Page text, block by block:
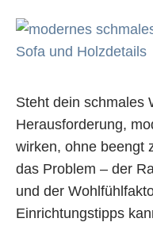
Steht dein schmales
Herausforderung,
wirken, ohne beengt
das Problem – der
und der
Einrichtungstipps